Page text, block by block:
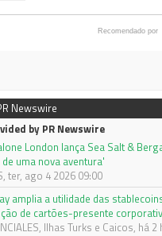
Newswire
by PR Newswire
London lança Sea Salt &
uma nova aventura'
ter, ago 4 2026 09:00
amplia a utilidade das
de cartões-presente
Ilhas Turks e Caicos, há